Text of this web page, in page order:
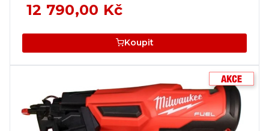
12 790,00 Kč
Koupit